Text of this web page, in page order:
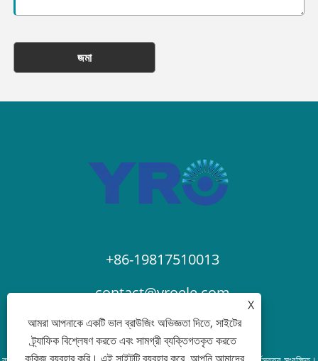
জমা
+86-19817510013
contact@yroele.com
X
আমরা আপনাকে একটি ভাল ব্রাউজিং অভিজ্ঞতা দিতে, সাইটের
ট্র্যাফিক বিশ্লেষণ করতে এবং সামগ্রী ব্যক্তিগতকৃত করতে